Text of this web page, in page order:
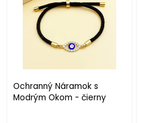
Ochranný Náramok s
Modrým Okom - čierny